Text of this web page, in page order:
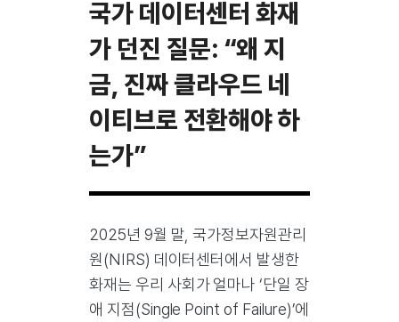
국가 데이터센터 화재
가 던진 질문: “왜 지
금, 진짜 클라우드 네
이티브로 전환해야 하
는가”
2025년 9월 말, 국가정보자원관리
원(NIRS) 데이터센터에서 발생한
화재는 우리 사회가 얼마나 ‘단일 장
애 지점(Single Point of Failure)’에